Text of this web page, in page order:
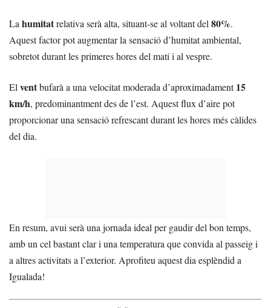
Lahumitatrelativa serà alta, situant-se al voltant del80%.
Aquest factor pot augmentar la sensació d’humitat ambiental,
sobretot durant les primeres hores del matí i al vespre.
Elventbufarà a una velocitat moderada d’aproximadament15
km/h, predominantment des de l’est. Aquest flux d’aire pot
proporcionar una sensació refrescant durant les hores més càlides
del dia.
En resum, avui serà una jornada ideal per gaudir del bon temps,
amb un cel bastant clar i una temperatura que convida al passeig i
a altres activitats a l’exterior. Aprofiteu aquest dia esplèndid a
Igualada!